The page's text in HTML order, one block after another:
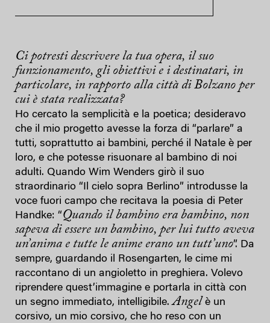
Ci potresti descrivere la tua opera, il suo
funzionamento, gli obiettivi e i destinatari, in
particolare, in rapporto alla città di Bolzano per
cui è stata realizzata?
Ho cercato la semplicità e la poetica; desideravo
che il mio progetto avesse la forza di “parlare” a
tutti, soprattutto ai bambini, perché il Natale è per
loro, e che potesse risuonare al bambino di noi
adulti. Quando Wim Wenders girò il suo
straordinario “Il cielo sopra Berlino” introdusse la
voce fuori campo che recitava la poesia di Peter
Handke: “Quando il bambino era bambino, non
sapeva di essere un bambino, per lui tutto aveva
un’anima e tutte le anime erano un tutt’uno”. Da
sempre, guardando il Rosengarten, le cime mi
raccontano di un angioletto in preghiera. Volevo
riprendere quest’immagine e portarla in città con
un segno immediato, intelligibile.Angel è un
corsivo, un mio corsivo, che ho reso con un